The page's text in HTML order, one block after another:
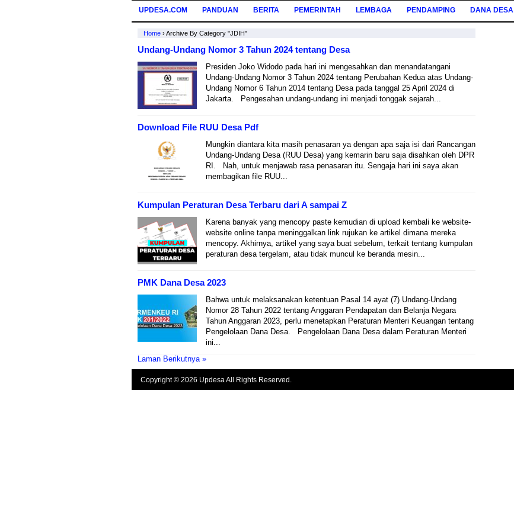
UPDESA.COM PANDUAN BERITA PEMERINTAH LEMBAGA PENDAMPING DANA DESA
Home ›Archive By Category "JDIH"
Undang-Undang Nomor 3 Tahun 2024 tentang Desa
Presiden Joko Widodo pada hari ini mengesahkan dan menandatangani
Undang-Undang Nomor 3 Tahun 2024 tentang Perubahan Kedua atas Undang-
Undang Nomor 6 Tahun 2014 tentang Desa pada tanggal 25 April 2024 di
Jakarta. Pengesahan undang-undang ini menjadi tonggak sejarah...
Download File RUU Desa Pdf
Mungkin diantara kita masih penasaran ya dengan apa saja isi dari Rancangan
Undang-Undang Desa (RUU Desa) yang kemarin baru saja disahkan oleh DPR
RI. Nah, untuk menjawab rasa penasaran itu. Sengaja hari ini saya akan
membagikan file RUU...
Kumpulan Peraturan Desa Terbaru dari A sampai Z
Karena banyak yang mencopy paste kemudian di upload kembali ke website-
website online tanpa meninggalkan link rujukan ke artikel dimana mereka
mencopy. Akhirnya, artikel yang saya buat sebelum, terkait tentang kumpulan
peraturan desa tergelam, atau tidak muncul ke beranda mesin...
PMK Dana Desa 2023
Bahwa untuk melaksanakan ketentuan Pasal 14 ayat (7) Undang-Undang
Nomor 28 Tahun 2022 tentang Anggaran Pendapatan dan Belanja Negara
Tahun Anggaran 2023, perlu menetapkan Peraturan Menteri Keuangan tentang
Pengelolaan Dana Desa. Pengelolaan Dana Desa dalam Peraturan Menteri
ini...
Laman Berikutnya »
Copyright © 2026 Updesa All Rights Reserved.